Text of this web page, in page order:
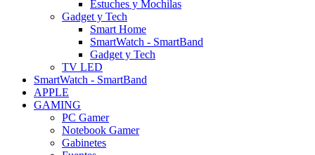
Estuches y Mochilas
Gadget y Tech
Smart Home
SmartWatch - SmartBand
Gadget y Tech
TV LED
SmartWatch - SmartBand
APPLE
GAMING
PC Gamer
Notebook Gamer
Gabinetes